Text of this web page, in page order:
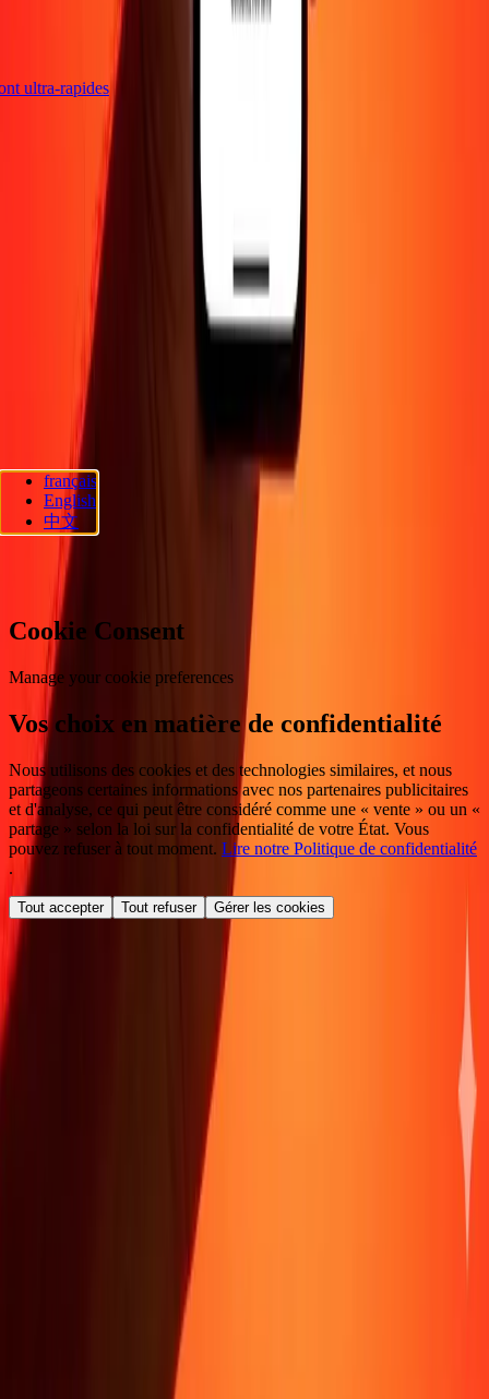
ultra-rapides
Blog
Envoyer de l'argent en
Entreprise Devenir agent
Devenir affilié
Politique de confidentialité
Avis sur les cookies
Promotion Prévention de la fraudeCentre d'aide
d'accessibilité
Suivez-nous
Ria Lithuania UAB. © 2026 Dandelion Payments, Inc. Tous droits
réservés.
Préférences en matière de cookies
français
English
中文
Cookie Consent
Manage your cookie preferences
Vos choix en matière de confidentialité
Nous utilisons des cookies et des technologies similaires, et nous
partageons certaines informations avec nos partenaires publicitaires
et d'analyse, ce qui peut être considéré comme une « vente » ou un «
partage » selon la loi sur la confidentialité de votre État. Vous
pouvez refuser à tout moment. Lire notre Politique de confidentialité
.
Tout accepter Tout refuser Gérer les cookies